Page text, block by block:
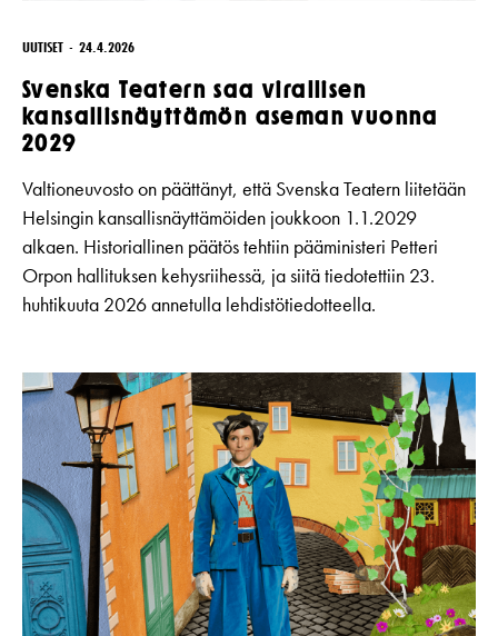
UUTISET 24.4.2026
Svenska Teatern saa virallisen
kansallisnäyttämön aseman vuonna
2029
Valtioneuvosto on päättänyt, että Svenska Teatern liitetään
Helsingin kansallisnäyttämöiden joukkoon 1.1.2029
alkaen. Historiallinen päätös tehtiin pääministeri Petteri
Orpon hallituksen kehysriihessä, ja siitä tiedotettiin 23.
huhtikuuta 2026 annetulla lehdistötiedotteella.